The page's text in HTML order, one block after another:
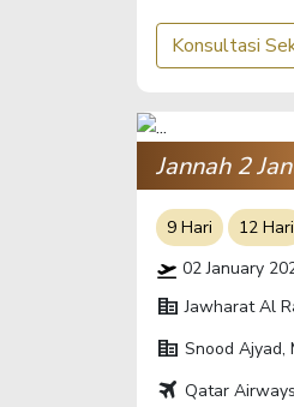
Konsultasi
Jannah 2
9 Hari
12 Hari
02 January
corporate_fare Jawharat Al
corporate_fare Snood Ajyad,
travel Qatar Airways